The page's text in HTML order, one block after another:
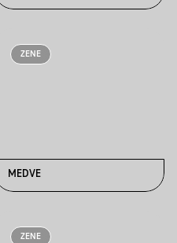
ZENE
MEDVE
ZENE